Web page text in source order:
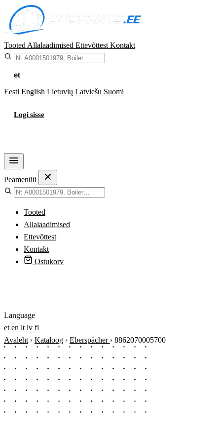
Tooted Allalaadimised Ettevõttest Kontakt
et
Eesti English Lietuvių Latviešu Suomi
Logi sisse
Peamenüü
Tooted
Allalaadimised
Ettevõttest
Kontakt
Ostukorv
Language
et en lt lv fi
Avaleht › Kataloog › Eberspächer › 8862070005700